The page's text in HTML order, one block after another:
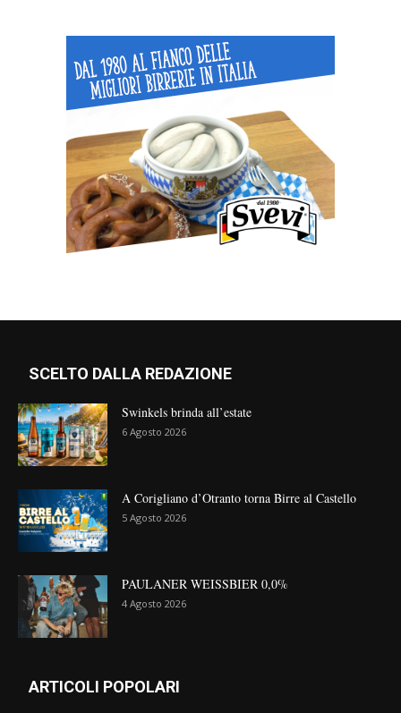
SCELTO DALLA REDAZIONE
Swinkels brinda all’estate
6 Agosto 2026
A Corigliano d’Otranto torna Birre al Castello
5 Agosto 2026
PAULANER WEISSBIER 0,0%
4 Agosto 2026
ARTICOLI POPOLARI